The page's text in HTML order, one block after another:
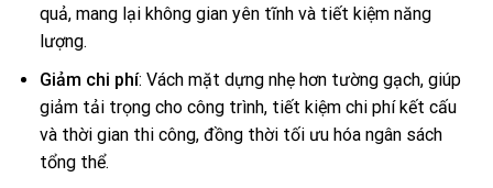
quả, mang lại không gian yên tĩnh và tiết kiệm năng
lượng.
Giảm chi phí: Vách mặt dựng nhẹ hơn tường gạch, giúp
giảm tải trọng cho công trình, tiết kiệm chi phí kết cấu
và thời gian thi công, đồng thời tối ưu hóa ngân sách
tổng thể.